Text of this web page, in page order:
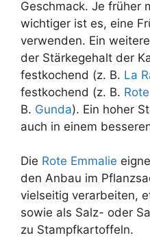
Geschmack. Je früher
wichtiger ist es, eine
verwenden. Ein
der Stärkegehalt der
festkochend (z. B. La
festkochend (z. B.
B. Gunda). Ein hoher
auch in einem
Die Rote Emmalie
den Anbau im
vielseitig verarbeiten,
sowie als Salz- oder
zu Stampfkartoffeln.